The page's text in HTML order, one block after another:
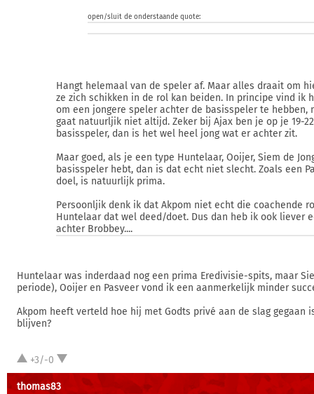
open/sluit de onderstaande quote:
Hangt helemaal van de speler af. Maar alles draait om
ze zich schikken in de rol kan beiden. In principe vind ik
om een jongere speler achter de basisspeler te hebben,
gaat natuurljik niet altijd. Zeker bij Ajax ben je op je 19-
basisspeler, dan is het wel heel jong wat er achter zit.
Maar goed, als je een type Huntelaar, Ooijer, Siem de
basisspeler hebt, dan is dat echt niet slecht. Zoals een
doel, is natuurlijk prima.
Persoonljik denk ik dat Akpom niet echt die coachende
Huntelaar dat wel deed/doet. Dus dan heb ik ook liever
achter Brobbey....
Huntelaar was inderdaad nog een prima Eredivisie-spits, maar
periode), Ooijer en Pasveer vond ik een aanmerkelijk minder
Akpom heeft verteld hoe hij met Godts privé aan de slag gegaan
blijven?
+3/-0
thomas83